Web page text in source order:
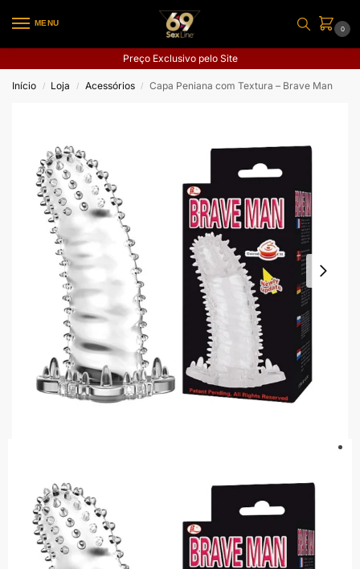
MENU
0
Preço Exclusivo pelo Site
Início / Loja / Acessórios / Capa Peniana com Textura – Brave Man